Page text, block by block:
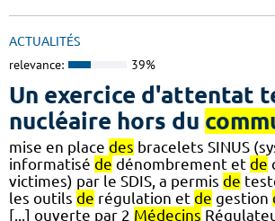
ACTUALITÉS
relevance: 39%
Un exercice d'attentat
nucléaire hors du
mise en place des bracelets SINUS
informatisé de dénombrement et de
victimes) par le SDIS, a permis de
les outils de régulation et de gestion
[...] ouverte par 2 Médecins